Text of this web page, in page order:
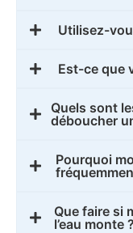
Utilisez-
Est-ce que
Quels sont
déboucher
Pourquoi
Que faire si
l’eau monte ?